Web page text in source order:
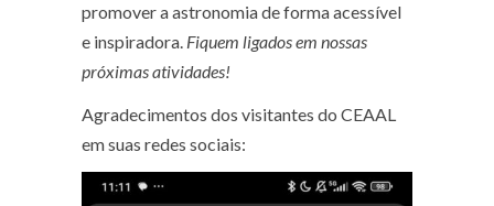
promover a astronomia de forma acessível
e inspiradora. Fiquem ligados em nossas
próximas atividades!
Agradecimentos dos visitantes do CEAAL
em suas redes sociais: